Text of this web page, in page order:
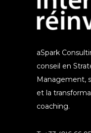
aSpark
conseil en
Management,
et la
coaching.